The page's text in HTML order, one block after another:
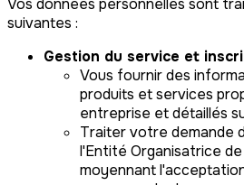
Vos données personnelles sont
suivantes :
Gestion du service et
Vous fournir des
produits et services
entreprise et détaillés
Traiter votre demande
l'Entité Organisatrice
moyennant